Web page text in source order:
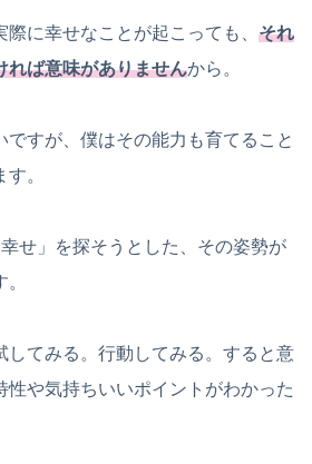
に幸せなことが起こっても、 それ
れば意味がありませんから。
ですが、僕はその能力も育てること
。
せ」を探そうとした、その姿勢が
してみる。行動してみる。すると意
性や気持ちいいポイントがわかった